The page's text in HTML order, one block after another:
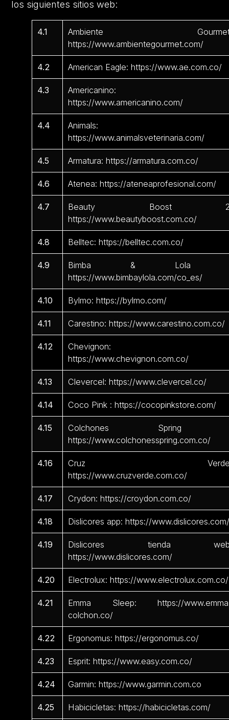
los siguientes sitios web:
4.1
Ambiente
https://www.ambientegourmet.com/
4.2 American Eagle: https://www.ae.com.co/
4.3
Americanino:
https://www.americanino.com/
4.4
Animals:
https://www.animalsveterinaria.com/
4.5 Armatura: https://armatura.com.co/
4.6 Atenea: https://ateneaprofesional.com/
4.7
Beauty Boost
https://www.beautyboost.com.co/
4.8 Belltec: https://belltec.com.co/
4.9
Bimba & Lola
https://www.bimbaylola.com/co_es/
4.10 Bylmo: https://bylmo.com/
4.11 Carestino: https://www.carestino.com.co/
4.12
Chevignon:
https://www.chevignon.com.co/
4.13 Clevercel: https://www.clevercel.co/
4.14 Coco Pink : https://cocopinkstore.com/
4.15
Colchones Spring
https://www.colchonesspring.com.co/
4.16
Cruz
https://www.cruzverde.com.co/
4.17 Crydon: https://croydon.com.co/
4.18 Dislicores app: https://
4.19
Dislicores tienda
https://www.dislicores.com/
4.20 Electrolux: https://www.electrolux.com.co/
4.21
Emma Sleep: https://
colchon.co/
4.22 Ergonomus: https://ergonomus.co/
4.23 Esprit: https://www.easy.com.co/
4.24 Garmin: https://www.garmin.com.co
4.25 Habicicletas: https://habicicletas.com/